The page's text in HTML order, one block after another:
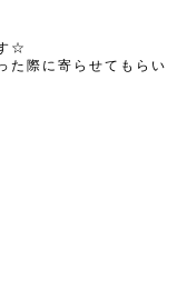
☆
た際に寄らせてもらい